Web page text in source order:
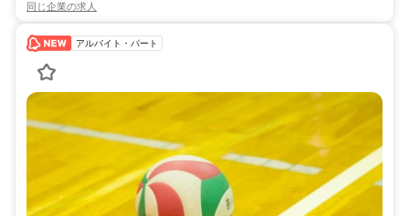
同じ企業の求人
アルバイト・パート